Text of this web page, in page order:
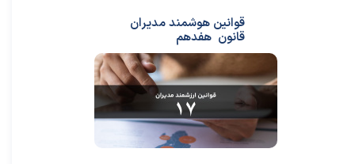
قوانین هوشمند مدیران
قانون هفدهم